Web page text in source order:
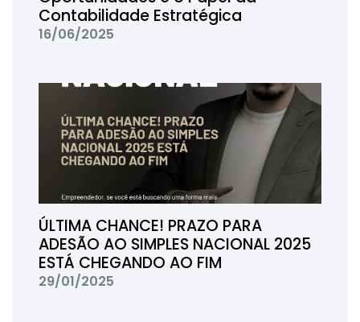
Contabilidade Estratégica
16/06/2025
ÚLTIMA CHANCE! PRAZO PARA
ADESÃO AO SIMPLES NACIONAL 2025
ESTÁ CHEGANDO AO FIM
29/01/2025